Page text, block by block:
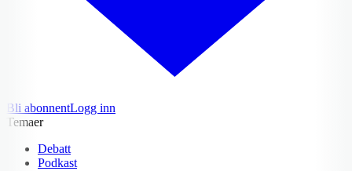
Bli abonnentLogg inn
Temaer
Debatt
Podkast